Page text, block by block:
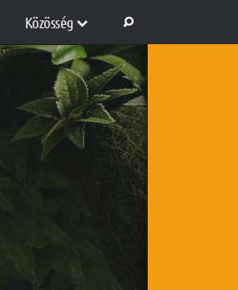
Közösség